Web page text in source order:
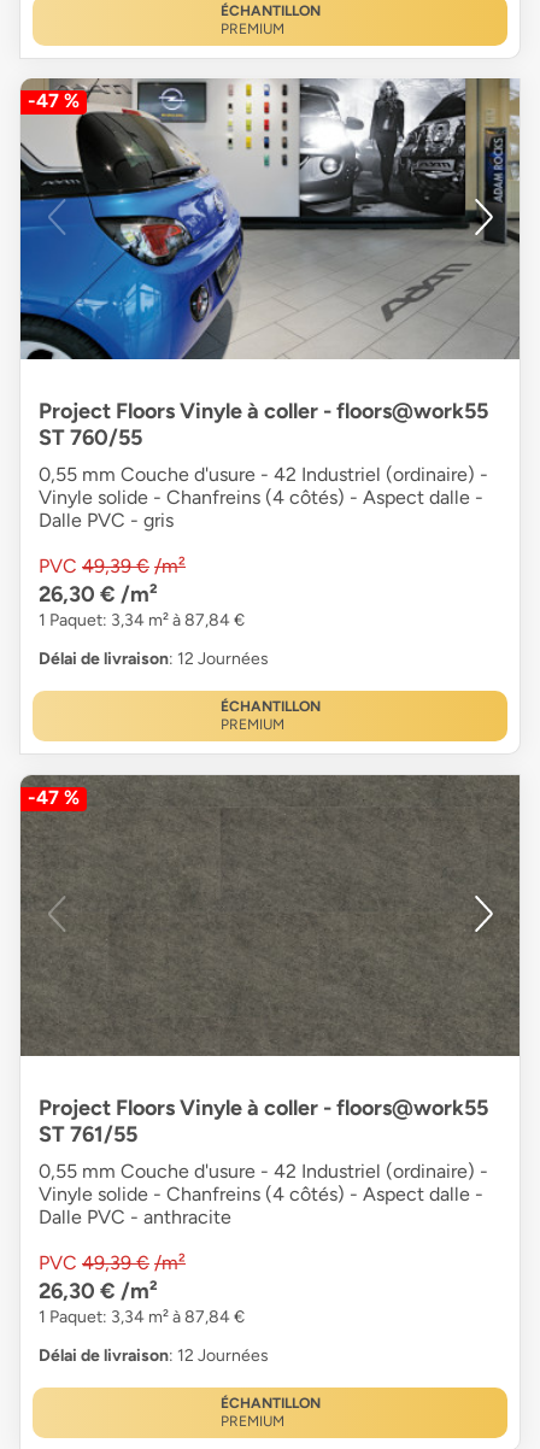
ÉCHANTILLON
PREMIUM
-47 %
Project Floors Vinyle à coller - floors@work55
ST 760/55
0,55 mm Couche d'usure - 42 Industriel (ordinaire) -
Vinyle solide - Chanfreins (4 côtés) - Aspect dalle -
Dalle PVC - gris
PVC 49,39 € /m²
26,30 € /m²
1 Paquet: 3,34 m² à 87,84 €
Délai de livraison: 12 Journées
ÉCHANTILLON
PREMIUM
-47 %
Project Floors Vinyle à coller - floors@work55
ST 761/55
0,55 mm Couche d'usure - 42 Industriel (ordinaire) -
Vinyle solide - Chanfreins (4 côtés) - Aspect dalle -
Dalle PVC - anthracite
PVC 49,39 € /m²
26,30 € /m²
1 Paquet: 3,34 m² à 87,84 €
Délai de livraison: 12 Journées
ÉCHANTILLON
PREMIUM